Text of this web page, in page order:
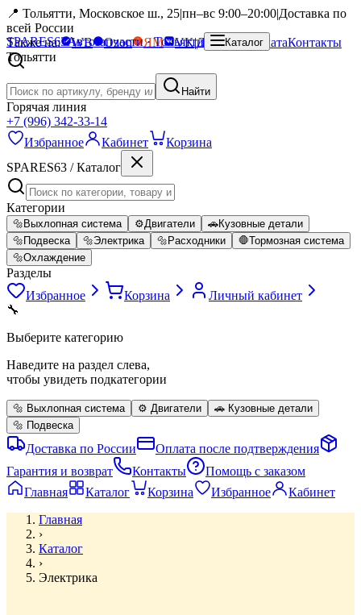
📍 Тольятти, Московское ш., 25|пн–вс 9:00–20:00|Доставка по
всей России
Также на:
WB Ozon ЯМ VK|ДоставкаОплатаКонтакты
Тольятти
SPARES63Автозапчасти · Тольятти Каталог
Найти
Горячая линия
+7 (996) 342-33-14
Избранное
Кабинет
Корзина
SPARES63 / Каталог
Категории
🔩 Выхлопная система ⚙️Двигатели 🚗Кузовные детали
🔩 Подвеска 🔩Электрика 🔩 Расходники 🛑Тормозная система
🔩Охлаждение
Разделы
Избранное
Корзина
Личный кабинет
🔧
Выберите категорию
Наведите на раздел слева,
чтобы увидеть подкатегории
🔩 Выхлопная система ⚙️ Двигатели 🚗 Кузовные детали
🔩 Подвеска
Доставка по России
Оплата после подтверждения
Гарантия и возврат
Контакты
Помощь с заказом
Главная
Каталог Корзина Избранное
Кабинет
Главная
›
Каталог
›
Электрика